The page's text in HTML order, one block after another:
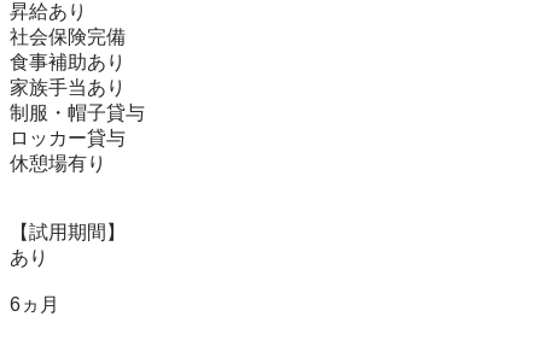
昇給あり
社会保険完備
食事補助あり
家族手当あり
制服・帽子貸与
ロッカー貸与
休憩場有り
【試用期間】
あり
6ヵ月